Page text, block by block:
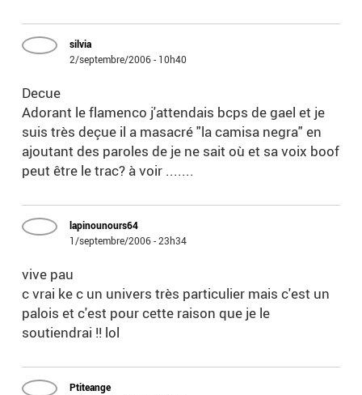
silvia
2/septembre/2006 - 10h40
Decue
Adorant le flamenco j'attendais bcps de gael et je
suis très deçue il a masacré "la camisa negra" en
ajoutant des paroles de je ne sait où et sa voix boof
peut être le trac? à voir .......
lapinounours64
1/septembre/2006 - 23h34
vive pau
c vrai ke c un univers très particulier mais c'est un
palois et c'est pour cette raison que je le
soutiendrai !! lol
Ptiteange